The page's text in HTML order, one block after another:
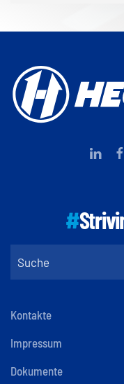
#
Kontakte
Impressum
Dokumente